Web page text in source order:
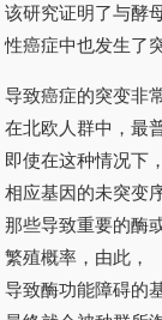
该研究证明了与酵
性癌症中也发生了
导致癌症的突变非
在北欧人群中，最
即使在这种情况下，
相应基因的未突变
那些导致重要的酶
繁殖概率，由此，
导致酶功能障碍的